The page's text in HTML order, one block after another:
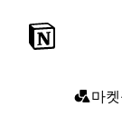
마